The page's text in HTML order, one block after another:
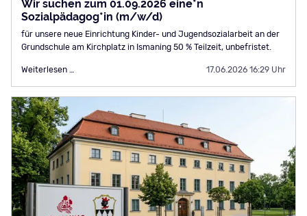
17.06.2026 16:29 Uhr
Wir suchen zum 01.09.2026 eine*n
Sozialpädagog*in (m/w/d)
für unsere neue Einrichtung Kinder- und Jugendsozialarbeit an der
Grundschule am Kirchplatz in Ismaning 50 % Teilzeit, unbefristet.
Weiterlesen …
zum
01.09.2026
eine*n
Sozialpädagog*in
(m/w/d)